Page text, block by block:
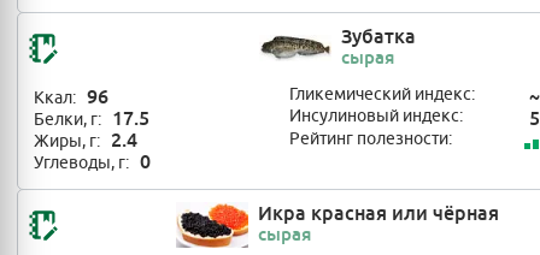
Зубатка
сырая
Ккал: 96
Белки, г: 17.5
Жиры, г: 2.4
Углеводы, г: 0
Гликемический индекс: ~
Инсулиновый индекс:
Рейтинг полезности:
Икра красная или чёрная
сырая